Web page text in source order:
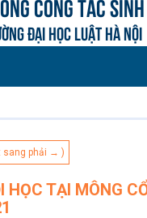
Công tác
ĐẠI HỌC LUẬT HÀ NỘI
sang phải → )
HỌC TẠI MÔNG